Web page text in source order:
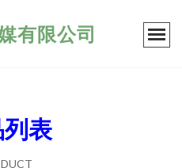
有限公司
表